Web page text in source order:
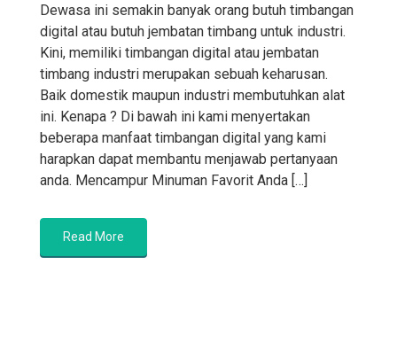
Dewasa ini semakin banyak orang butuh timbangan
digital atau butuh jembatan timbang untuk industri.
Kini, memiliki timbangan digital atau jembatan
timbang industri merupakan sebuah keharusan.
Baik domestik maupun industri membutuhkan alat
ini. Kenapa ? Di bawah ini kami menyertakan
beberapa manfaat timbangan digital yang kami
harapkan dapat membantu menjawab pertanyaan
anda. Mencampur Minuman Favorit Anda […]
Read More